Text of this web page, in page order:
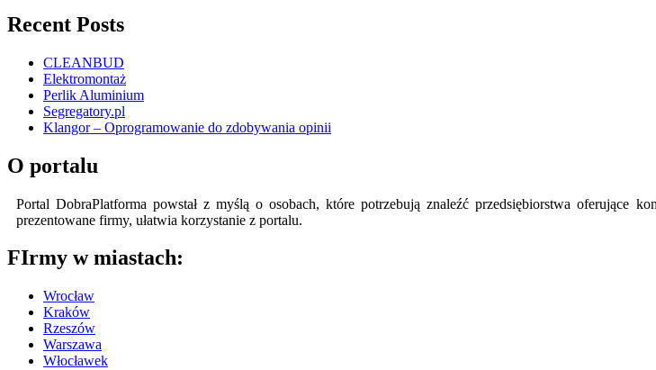
Recent Posts
CLEANBUD
Elektromontaż
Perlik Aluminium
Segregatory.pl
Klangor – Oprogramowanie do zdobywania opinii
O portalu
Portal DobraPlatforma powstał z myślą o osobach, które potrzebują znaleźć przedsiębiorstwa oferujące
prezentowane firmy, ułatwia korzystanie z portalu.
FIrmy w miastach:
Wrocław
Kraków
Rzeszów
Warszawa
Włocławek